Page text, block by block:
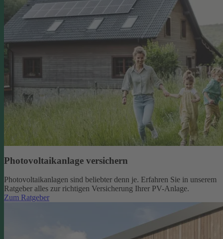
Photovoltaikanlage versichern
Photovoltaikanlagen sind beliebter denn je. Erfahren Sie in unserem
Ratgeber alles zur richtigen Versicherung Ihrer PV-Anlage.
Zum Ratgeber